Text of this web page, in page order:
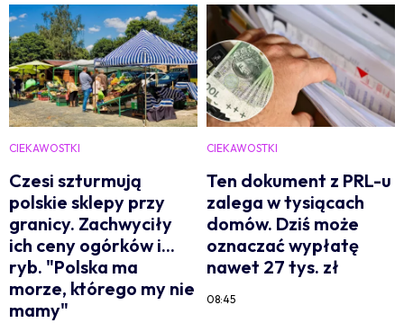
CIEKAWOSTKI
Czesi szturmują
polskie sklepy przy
granicy. Zachwyciły
ich ceny ogórków i...
ryb. "Polska ma
morze, którego my nie
mamy"
CIEKAWOSTKI
Ten dokument z PRL-u
zalega w tysiącach
domów. Dziś może
oznaczać wypłatę
nawet 27 tys. zł
08:45